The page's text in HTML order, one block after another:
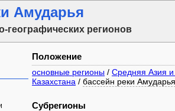
Амударья
географических регионов
Положение
основные регионы / Средняя Азия
Казахстана / бассейн реки Амударья
Субрегионы